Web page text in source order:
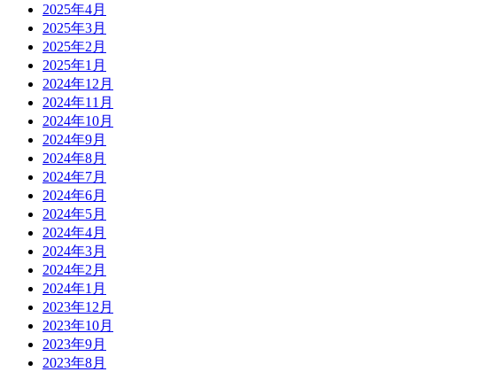
2025年4月
2025年3月
2025年2月
2025年1月
2024年12月
2024年11月
2024年10月
2024年9月
2024年8月
2024年7月
2024年6月
2024年5月
2024年4月
2024年3月
2024年2月
2024年1月
2023年12月
2023年10月
2023年9月
2023年8月